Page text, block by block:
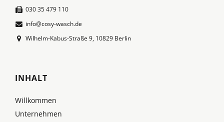
030 35 479 110
info@cosy-wasch.de
Wilhelm-Kabus-Straße 9, 10829 Berlin
INHALT
Willkommen
Unternehmen